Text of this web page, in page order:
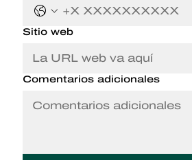
Sitio web
Comentarios adicionales